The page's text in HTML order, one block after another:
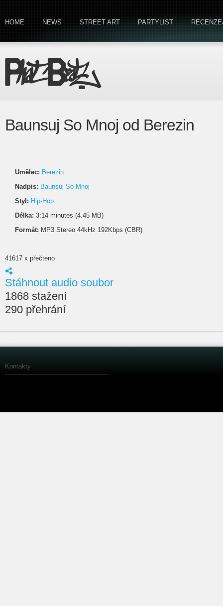
HOME NEWS STREET ART PARTYLIST
Baunsuj So Mnoj od Berezin
Umělec: Berezin
Nadpis: Baunsuj So Mnoj
Styl: Hip-Hop
Délka: 3:14 minutes (4.45 MB)
Formát: MP3 Stereo 44kHz 192Kbps (CBR)
41617 x přečteno
Stáhnout audio soubor
1868 stažení
290 přehrání
Kontakty